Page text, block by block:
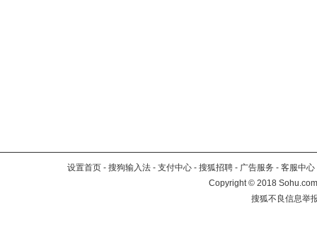
设置首页 - 搜狗输入法 - 支付中心 - 搜狐招聘 - 广告服务 - 客服中心
Copyright©2018
搜狐不良信息举